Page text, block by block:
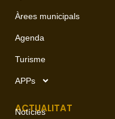
Àrees municipals
Agenda
Turisme
APPs
ACTUALITAT
Notícies